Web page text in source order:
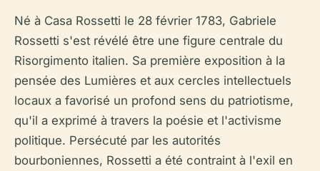
Né à Casa Rossetti le 28 février 1783, Gabriele
Rossetti s'est révélé être une figure centrale du
Risorgimento italien. Sa première exposition à la
pensée des Lumières et aux cercles intellectuels
locaux a favorisé un profond sens du patriotisme,
qu'il a exprimé à travers la poésie et l'activisme
politique. Persécuté par les autorités
bourboniennes, Rossetti a été contraint à l'exil en